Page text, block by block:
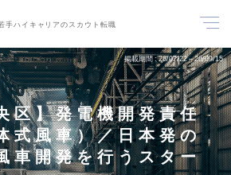
手ハイキャリアのスカウト転職
掲載期間 26/07/22～26/09/15
区】発電機開発責任
式風車）／日本発の
車開発を行うスター